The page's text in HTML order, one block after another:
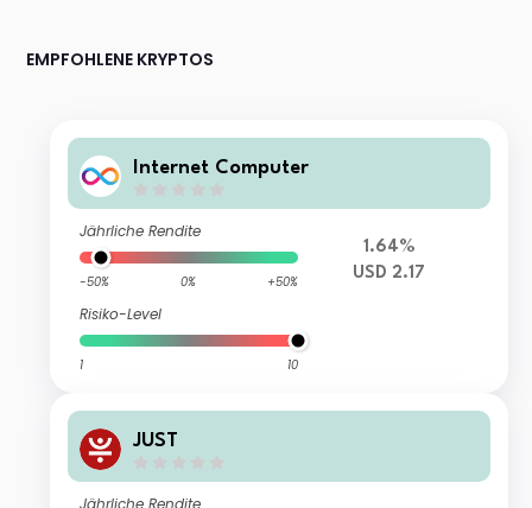
EMPFOHLENE KRYPTOS
Internet Computer
Jährliche Rendite
-50% 0% +50%
Risiko-Level
1 10
1.64%
USD 2.17
JUST
Jährliche Rendite